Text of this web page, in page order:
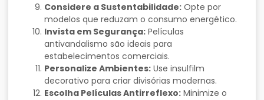
Considere a Sustentabilidade: Opte por
modelos que reduzam o consumo energético.
Invista em Segurança: Películas
antivandalismo são ideais para
estabelecimentos comerciais.
Personalize Ambientes: Use insulfilm
decorativo para criar divisórias modernas.
Escolha Películas Antirreflexo: Minimize o